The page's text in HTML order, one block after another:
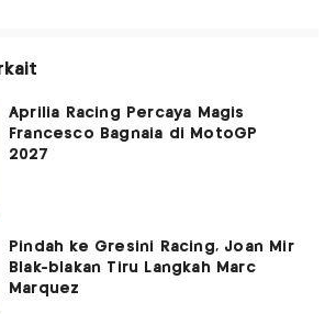
Aprilia Racing Percaya Magis
Francesco Bagnaia di MotoGP
2027
Pindah ke Gresini Racing, Joan Mir
Blak-blakan Tiru Langkah Marc
Marquez